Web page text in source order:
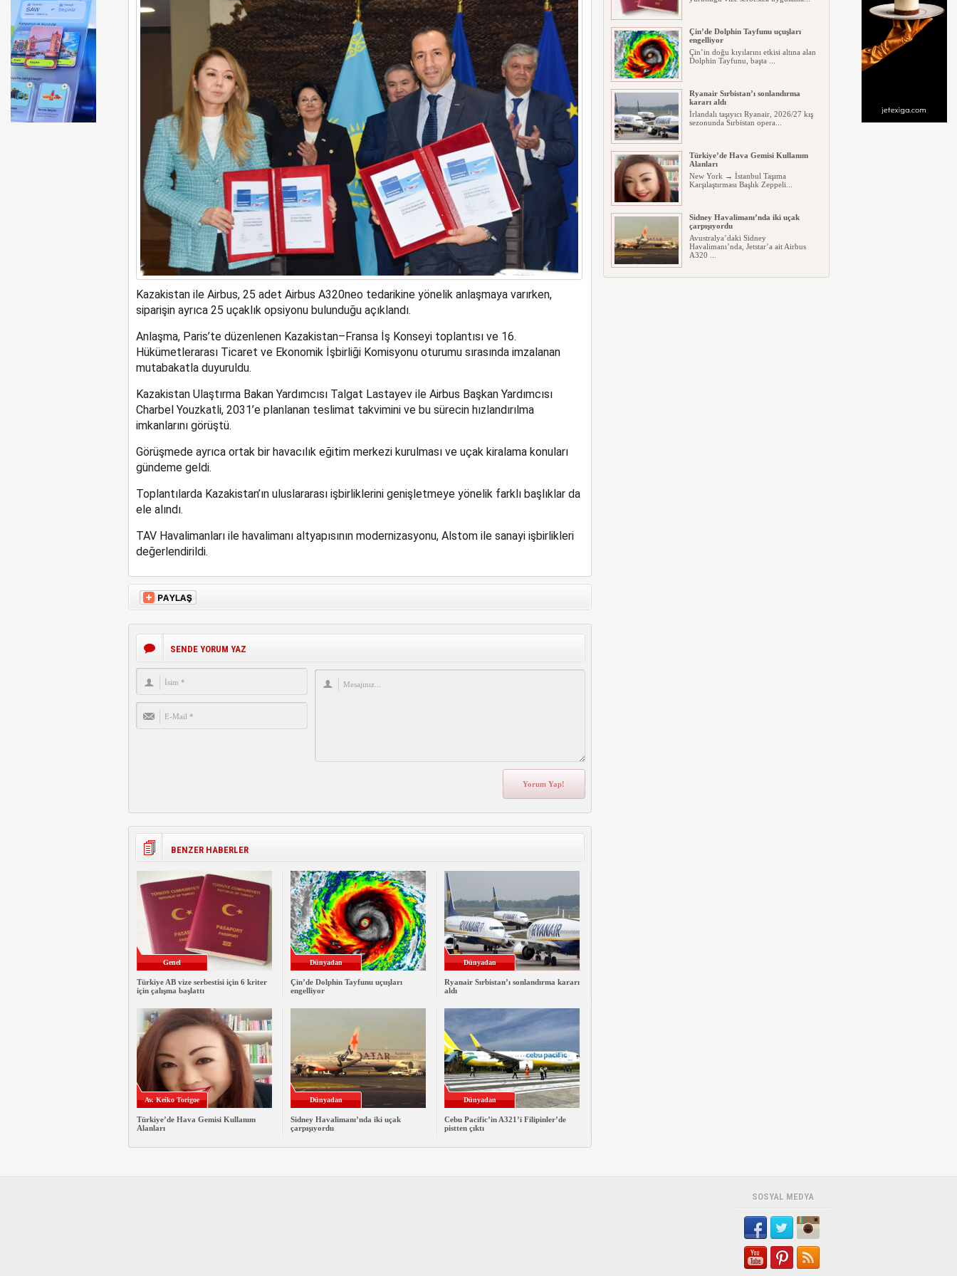
BA uçağında sarhoş yolcu kabin ekibiyle tartıştı
Kazakistan ile Airbus, 25 adet Airbus A320neo tedarikine yönelik anlaşmaya varırken,
siparişin ayrıca 25 uçaklık opsiyonu bulunduğu açıklandı.
Anlaşma, Paris’te düzenlenen Kazakistan–Fransa İş Konseyi toplantısı ve 16.
Hükümetlerarası Ticaret ve Ekonomik İşbirliği Komisyonu oturumu sırasında imzalanan
mutabakatla duyuruldu.
Kazakistan Ulaştırma Bakan Yardımcısı Talgat Lastayev ile Airbus Başkan Yardımcısı
Charbel Youzkatli, 2031’e planlanan teslimat takvimini ve bu sürecin hızlandırılma
imkanlarını görüştü.
Görüşmede ayrıca ortak bir havacılık eğitim merkezi kurulması ve uçak kiralama konuları
gündeme geldi.
Toplantılarda Kazakistan’ın uluslararası işbirliklerini genişletmeye yönelik farklı başlıklar da
ele alındı.
TAV Havalimanları ile havalimanı altyapısının modernizasyonu, Alstom ile sanayi işbirlikleri
değerlendirildi.
SENDE YORUM YAZ
BENZER HABERLER
Genel
Türkiye AB vize serbestisi için 6 kriter
için çalışma başlattı
Dünyadan
Çin’de Dolphin Tayfunu uçuşları
engelliyor
Dünyadan
Ryanair Sırbistan’ı sonlandırma kararı
aldı
Av. Keiko Torigoe
Türkiye’de Hava Gemisi Kullanım
Alanları
Dünyadan
Sidney Havalimanı’nda iki uçak
çarpışıyordu
Dünyadan
Cebu Pacific’in A321’i Filipinler’de
pistten çıktı
Çin’de Dolphin Tayfunu uçuşları
engelliyor
Çin’in doğu kıyılarını etkisi altına alan
Dolphin Tayfunu, başta ...
Ryanair Sırbistan’ı sonlandırma
kararı aldı
İrlandalı taşıyıcı Ryanair, 2026/27 kış
sezonunda Sırbistan opera...
Türkiye’de Hava Gemisi Kullanım
Alanları
New York → İstanbul Taşıma
Karşılaştırması Başlık Zeppeli...
Sidney Havalimanı’nda iki uçak
çarpışıyordu
Avustralya’daki Sidney
Havalimanı’nda, Jetstar’a ait Airbus
A320 ...
Cebu Pacific’in A321’i Filipinler’de
SOSYAL MEDYA